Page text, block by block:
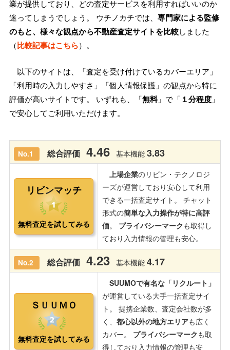
業が提供しており、どの査定サービスを利用すればいいのか
迷ってしまうでしょう。 ウチノカチでは、 専門家による監修
のもと、様々な観点から不動産査定サイトを比較しました
（比較記事はこちら）。
以下のサイトは、「査定を受け付けているカバーエリア」
「利用時の入力しやすさ」「個人情報保護」の観点から特に
評価が高いサイトです。 いずれも、「無料」で「 １分程度 」
で安心してご利用いただけます。